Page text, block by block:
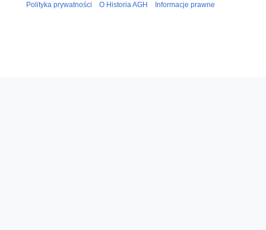
Polityka prywatności O Historia AGH Informacje prawne